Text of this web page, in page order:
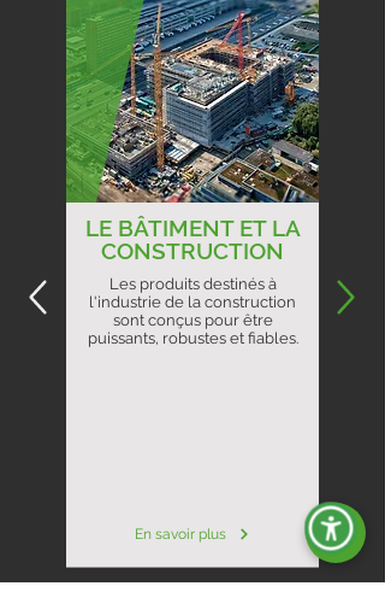
LE BÂTIMENT ET LA
CONSTRUCTION
Les produits destinés à
l'industrie de la construction
sont conçus pour être
puissants, robustes et fiables.
En savoir plus